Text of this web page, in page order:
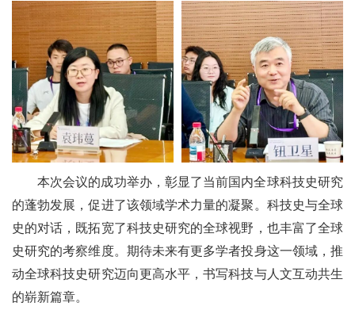
本次会议的成功举办，彰显了当前国内全球科技史研究
的蓬勃发展，促进了该领域学术力量的凝聚。科技史与全球
史的对话，既拓宽了科技史研究的全球视野，也丰富了全球
史研究的考察维度。期待未来有更多学者投身这一领域，推
动全球科技史研究迈向更高水平，书写科技与人文互动共生
的崭新篇章。